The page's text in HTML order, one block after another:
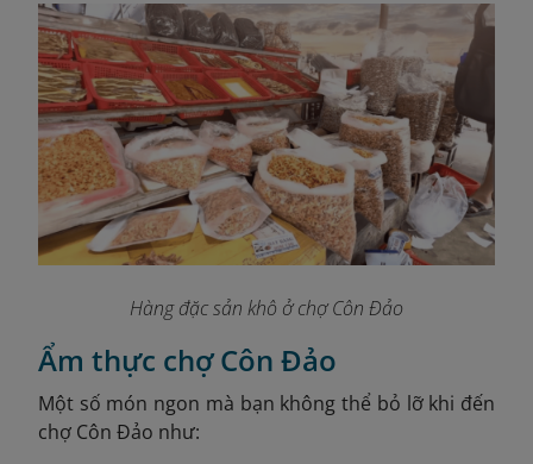
Hàng đặc sản khô ở chợ Côn Đảo
Ẩm thực chợ Côn Đảo
Một số món ngon mà bạn không thể bỏ lỡ khi đến
chợ Côn Đảo như: